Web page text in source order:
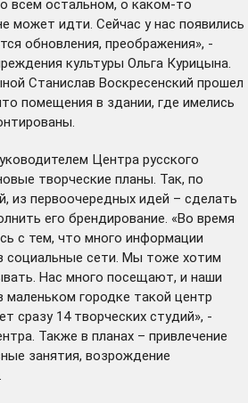
всем остальном, о каком-то
может идти. Сейчас у нас появились
обновления, преображения», -
культуры Ольга Курицына.
Станислав Воскресенский прошел
помещения в здании, где имелись
Центра русского
творческие планы. Так, по
из первоочередных идей – сделать
его брендирование. «Во время
с тем, что много информации
социальные сети. Мы тоже хотим
Нас много посещают, и наши
маленьком городке такой центр
сразу 14 творческих студий», -
Также в планах – привлечение
занятия, возрождение